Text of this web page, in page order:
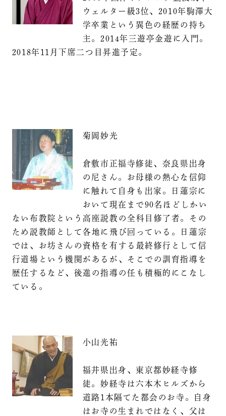
ウェルター級3位、2010年駒澤大
学卒業という異色の経歴の持ち
主。2014年三遊亭金遊に入門。
2018年11月下席二つ目昇進予定。
菊岡妙光
倉敷市正福寺修徒、奈良県出身
の尼さん。お母様の熱心な信仰
に触れて自身も出家。日蓮宗に
おいて現在まで90名ほどしかい
ない布教院という高座説教の全科目修了者。その
ため説教師として各地に飛び回っている。日蓮宗
では、お坊さんの資格を有する最終修行として信
行道場という機関があるが、そこでの訓育指導を
歴任するなど、後進の指導の任も積極的にこなし
ている。
小山光祐
福井県出身、東京都妙経寺修
徒。妙経寺は六本木ヒルズから
道路1本隔てた都会のお寺。自身
はお寺の生まれではなく、父は